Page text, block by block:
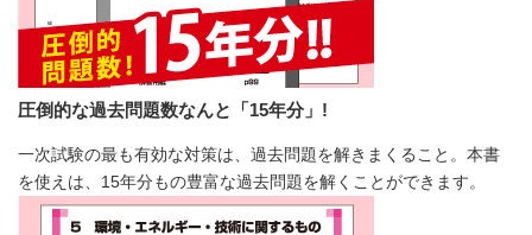
圧倒的な過去問題数なんと「15年分」!
一次試験の最も有効な対策は、過去問題を解きまくること。本書
を使えは、15年分もの豊富な過去問題を解くことができます。